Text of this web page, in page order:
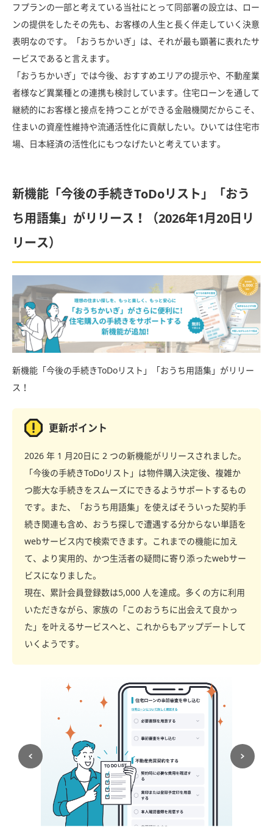
フプランの一部と考えている当社にとって同部署の設立は、ロー
ンの提供をしたその先も、お客様の人生と長く伴走していく決意
表明なのです。「おうちかいぎ」は、それが最も顕著に表れたサ
ービスであると言えます。
「おうちかいぎ」では今後、おすすめエリアの提示や、不動産業
者様など異業種との連携も検討しています。住宅ローンを通して
継続的にお客様と接点を持つことができる金融機関だからこそ、
住まいの資産性維持や流通活性化に貢献したい。ひいては住宅市
場、日本経済の活性化にもつなげたいと考えています。
新機能「今後の手続きToDoリスト」「おう
ち用語集」がリリース！（2026年1月20日リ
リース）
新機能「今後の手続きToDoリスト」「おうち用語集」がリリー
ス！
更新ポイント
2026 年 1 月20日に 2 つの新機能がリリースされました。
「今後の手続きToDoリスト」は物件購入決定後、複雑か
つ膨大な手続きをスムーズにできるようサポートするもの
です。また、「おうち用語集」を使えばそういった契約手
続き関連も含め、おうち探しで遭遇する分からない単語を
webサービス内で検索できます。これまでの機能に加え
て、より実用的、かつ生活者の疑問に寄り添ったwebサー
ビスになりました。
現在、累計会員登録数は5,000 人を達成。多くの方に利用
いただきながら、家族の「このおうちに出会えて良かっ
た」を叶えるサービスへと、これからもアップデートして
いくようです。